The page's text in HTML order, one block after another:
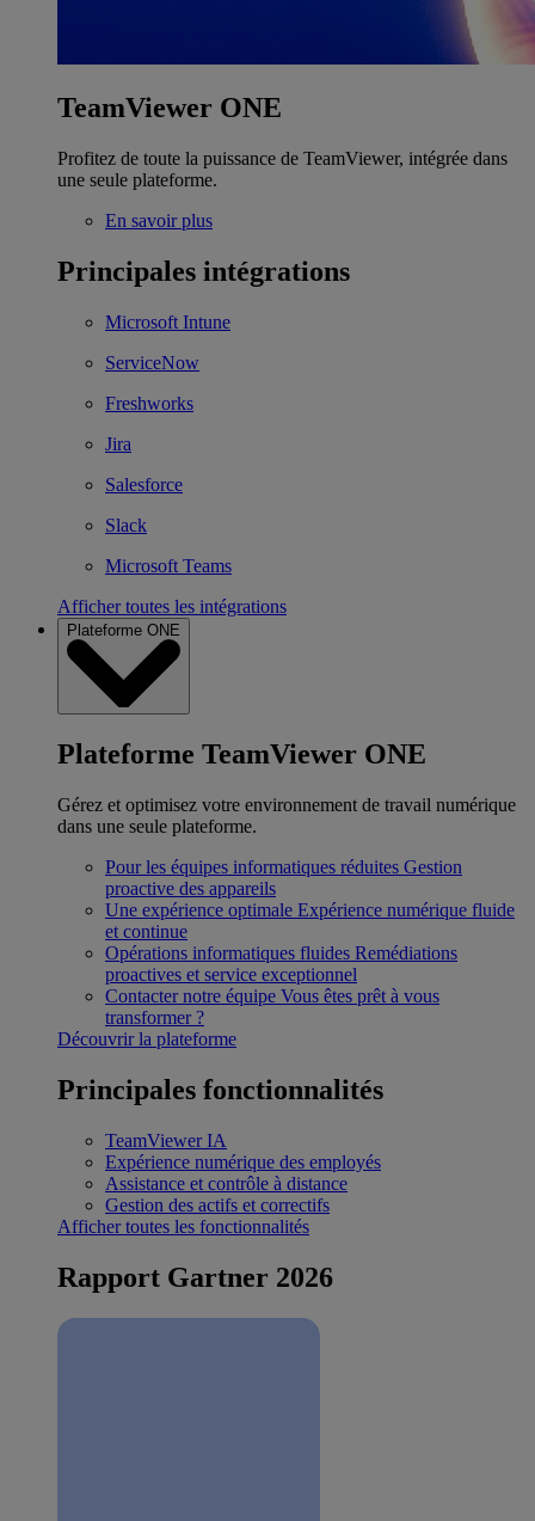
TeamViewer ONE
Profitez de toute la puissance de TeamViewer, intégrée dans
une seule plateforme.
En savoir plus
Principales intégrations
Microsoft Intune
ServiceNow
Freshworks
Jira
Salesforce
Slack
Microsoft Teams
Afficher toutes les intégrations
Plateforme ONE
Plateforme TeamViewer ONE
Gérez et optimisez votre environnement de travail numérique
dans une seule plateforme.
Pour les équipes informatiques réduites Gestion
proactive des appareils
Une expérience optimale Expérience numérique fluide
et continue
Opérations informatiques fluides Remédiations
proactives et service exceptionnel
Contacter notre équipe Vous êtes prêt à vous
transformer ?
Découvrir la plateforme
Principales fonctionnalités
TeamViewer IA
Expérience numérique des employés
Assistance et contrôle à distance
Gestion des actifs et correctifs
Afficher toutes les fonctionnalités
Rapport Gartner 2026